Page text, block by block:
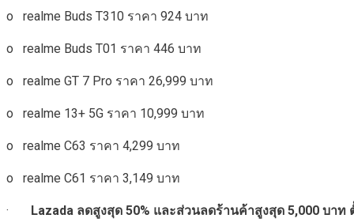
o realme Buds T310 ราคา 924 บาท
o realme Buds T01 ราคา 446 บาท
o realme GT 7 Pro ราคา 26,999 บาท
o realme 13+ 5G ราคา 10,999 บาท
o realme C63 ราคา 4,299 บาท
o realme C61 ราคา 3,149 บาท
· Lazada ลดสูงสุด 50% และส่วนลดร้านค้าสูงสุด 5,000 บาท